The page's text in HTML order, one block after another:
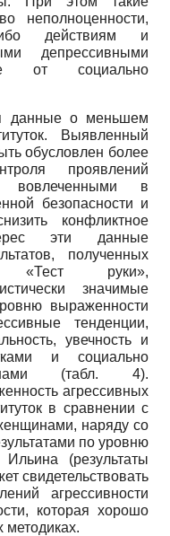
неполноценности,
действиям и
депрессивными
от социально
данные о меньшем
Выявленный
обусловлен более
проявлений
вовлеченными в
безопасности и
конфликтное
эти данные
полученных
«Тест руки»,
значимые
выраженности
тенденции,
увечность и
и социально
(табл. 4).
агрессивных
в сравнении с
наряду со
по уровню
(результаты
свидетельствовать
агрессивности
которая хорошо
методиках.